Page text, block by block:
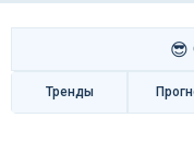
😎
Тренды